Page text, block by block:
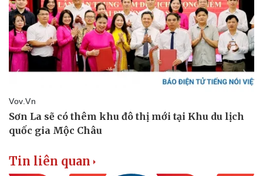
Thể thao
Lịch thi đấu bóng đá
Thế giới thể thao
eSports
Hậu trường
Ô tô - Xe máy
Tư vấn
Tin liên quan